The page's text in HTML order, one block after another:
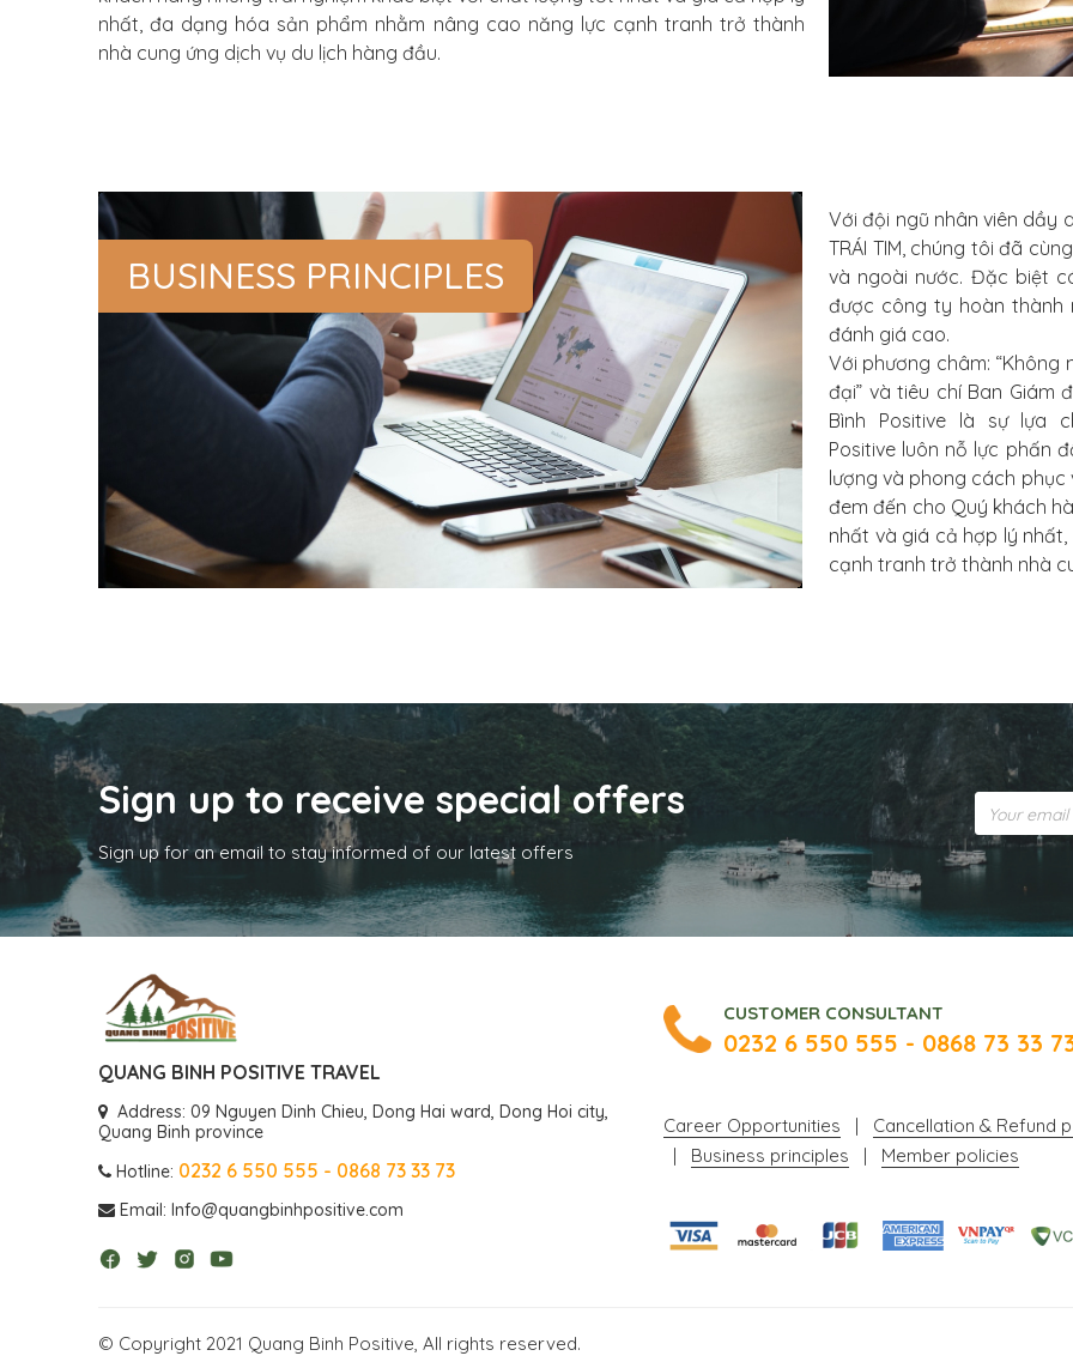
nhất, đa dạng hóa sản phẩm nhằm nâng cao năng lực cạnh tranh trở thành
nhà cung ứng dịch vụ du lịch hàng đầu.
BUSINESS PRINCIPLES
Với đội ngũ nhân viên dầy
TRÁI TIM, chúng tôi đã
và ngoài nước. Đặc biệt
được công ty hoàn
đánh giá cao.
Với phương châm: “Không
đại” và tiêu chí Ban Giám
Bình Positive là sự lựa
Positive luôn nỗ lực phấn
lượng và phong cách phục
đem đến cho Quý khách
nhất và giá cả hợp lý
cạnh tranh trở thành nhà
Sign up to receive special offers
Sign up for an email to stay informed of our latest offers
QUANG BINH POSITIVE TRAVEL
Address: 09 Nguyen Dinh Chieu, Dong Hai ward, Dong Hoi city,
Quang Binh province
Hotline: 0232 6 550 555 - 0868 73 33 73
Email: Info@quangbinhpositive.com
CUSTOMER CONSULTANT
0232 6 550 555 - 0868 73 33
Career Opportunities |
Cancellation & Refund
|
Business principles | Member policies
© Copyright 2021 Quang Binh Positive, All rights reserved.